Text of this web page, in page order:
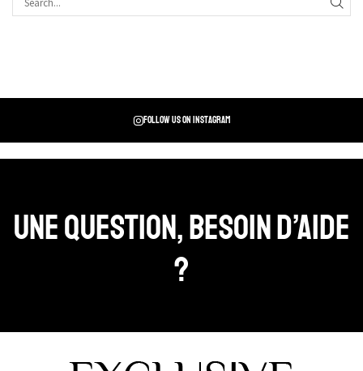
Follow us on instagram
Une question, Besoin d’aide
?